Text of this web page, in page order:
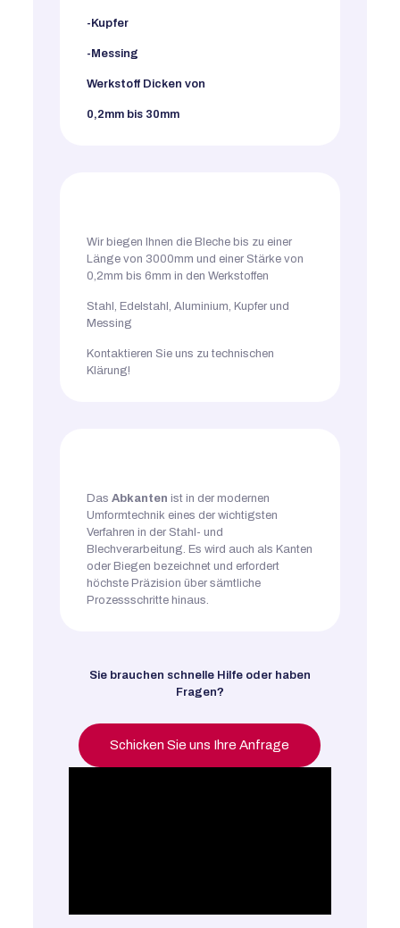
-Kupfer
-Messing
Werkstoff Dicken von
0,2mm bis 30mm
Sie brauchen schnelle Hilfe oder haben
Fragen?
Schicken Sie uns Ihre Anfrage
Das Abkanten ist in der modernen
Umformtechnik eines der wichtigsten
Verfahren in der Stahl- und
Blechverarbeitung. Es wird auch als Kanten
oder Biegen bezeichnet und erfordert
höchste Präzision über sämtliche
Prozessschritte hinaus.
Wir biegen Ihnen die Bleche bis zu einer
Länge von 3000mm und einer Stärke von
0,2mm bis 6mm in den Werkstoffen
Stahl, Edelstahl, Aluminium, Kupfer und
Messing
Kontaktieren Sie uns zu technischen
Klärung!